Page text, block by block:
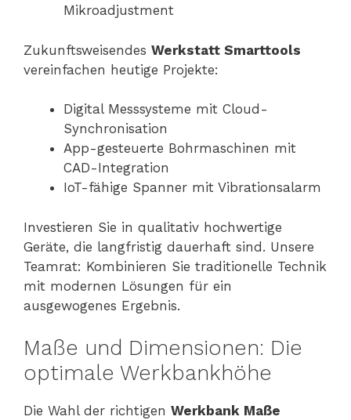
Mikroadjustment
Zukunftsweisendes Werkstatt Smarttools
vereinfachen heutige Projekte:
Digital Messsysteme mit Cloud-
Synchronisation
App-gesteuerte Bohrmaschinen mit
CAD-Integration
IoT-fähige Spanner mit Vibrationsalarm
Investieren Sie in qualitativ hochwertige
Geräte, die langfristig dauerhaft sind. Unsere
Teamrat: Kombinieren Sie traditionelle Technik
mit modernen Lösungen für ein
ausgewogenes Ergebnis.
Maße und Dimensionen: Die
optimale Werkbankhöhe
Die Wahl der richtigen Werkbank Maße